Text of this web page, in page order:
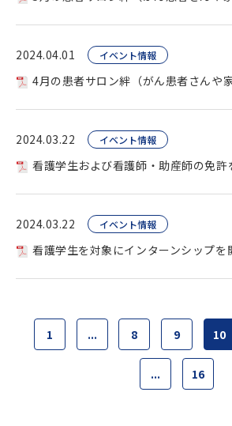
2024.04.01 イベント情報
4月の患者サロン絆（がん患者さんや家族向け
2024.03.22 イベント情報
看護学生および看護師・助産師の免許を有する既卒者を対象
2024.03.22 イベント情報
看護学生を対象にインターンシップを
1 ... 8 9 10
... 16